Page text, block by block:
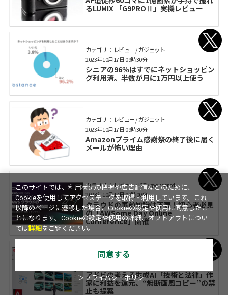
るLUMIX 「G9PROⅡ」実機レビュー
カテゴリ： レビュー / ガジェット
シニアの96％はすでにネットショッピン
グ利用済。半数が月に1万円以上使う
2023年10月17日 09時30分
カテゴリ： レビュー / ガジェット
Amazonプライム感謝祭の終了後に届く
メールが怖い理由
2023年10月17日 09時30分
カテゴリ： レビュー / ICT / sponsored
クラウドの事前知識は不要！初心者必見
の「AWSome Day Online
Conference」開催
2023年10月17日 09時00分
カテゴリ： レビュー / ガジェット
アドビの考える生成AI「技術と法律」作
家に利益を還元、“無断画風コピー”の禁
止も提案
このサイトでは、利用状況の把握や広告配信などのために、
Cookieを使用してアクセスデータを取得・利用しています。これ
以降のページに遷移した場合、Cookieの設定や使用に同意したこ
とになります。Cookieの設定や使用の詳細、オプトアウトについ
ては詳細 をご覧ください。
同意する
＞プライバシーポリシー